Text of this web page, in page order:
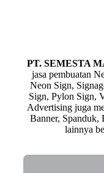
PT. SEMESTA
jasa pembuatan
Neon Sign,
Sign, Pylon Sign,
Advertising juga
Banner, Spanduk,
lainnya